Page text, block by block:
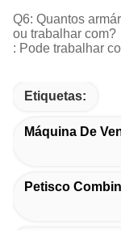
Q6: Quantos
ou trabalhar com?
: Pode trabalhar
Etiquetas:
Máquina De
Petisco